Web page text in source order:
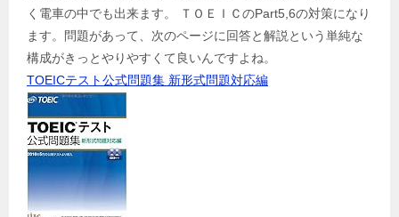
く電車の中でも出来ます。 ＴＯＥＩＣのPart5,6の対策になり
ます。問題があって、次のページに回答と解説という単純な
構成がきっとやりやすくて良いんですよね。
TOEICテスト公式問題集 新形式問題対応編